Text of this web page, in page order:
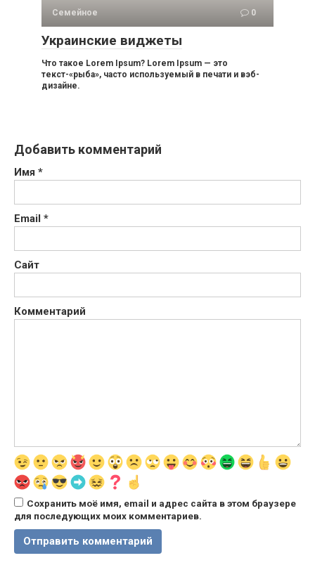
Семейное 0
Украинские виджеты
Что такое Lorem Ipsum? Lorem Ipsum — это
текст-«рыба», часто используемый в печати и вэб-
дизайне.
Добавить комментарий
Имя *
Email *
Сайт
Комментарий
Сохранить моё имя, email и адрес сайта в этом браузере
для последующих моих комментариев.